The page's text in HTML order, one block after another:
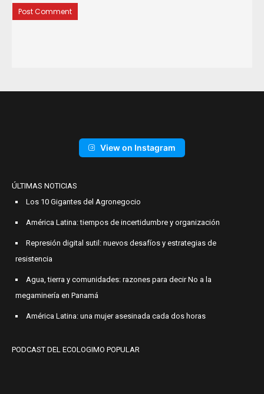
View on Instagram
ÚLTIMAS NOTICIAS
Los 10 Gigantes del Agronegocio
América Latina: tiempos de incertidumbre y organización
Represión digital sutil: nuevos desafíos y estrategias de
resistencia
Agua, tierra y comunidades: razones para decir No a la
megaminería en Panamá
América Latina: una mujer asesinada cada dos horas
PODCAST DEL ECOLOGIMO POPULAR